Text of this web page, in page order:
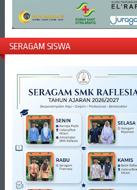
SERAGAM SISWA